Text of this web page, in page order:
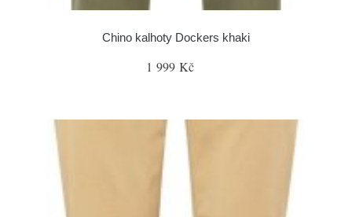
Chino kalhoty Dockers khaki
1 999 Kč